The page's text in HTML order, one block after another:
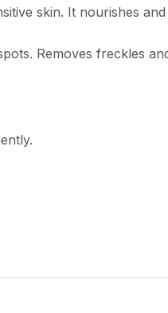
skin. It nourishes
Removes freckles